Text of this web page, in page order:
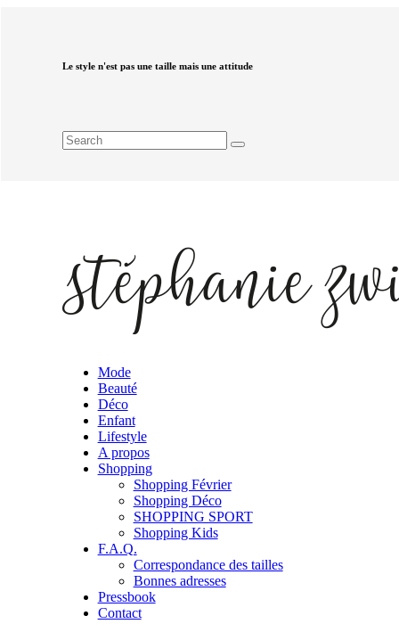
Le style n'est pas une taille mais une attitude
Mode
Beauté
Déco
Enfant
Lifestyle
A propos
Shopping
Shopping Février
Shopping Déco
SHOPPING SPORT
Shopping Kids
F.A.Q.
Correspondance des tailles
Bonnes adresses
Pressbook
Contact